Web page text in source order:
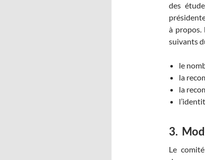
des
à propos.
suivants
le
la
la
3.
Le